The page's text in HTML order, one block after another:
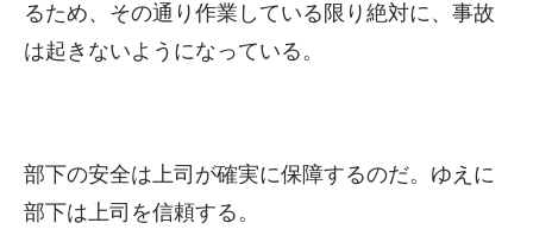
るため、その通り作業している限り絶対に、事故
は起きないようになっている。
部下の安全は上司が確実に保障するのだ。ゆえに
部下は上司を信頼する。